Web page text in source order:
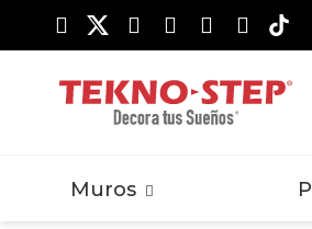
Muros
Piso